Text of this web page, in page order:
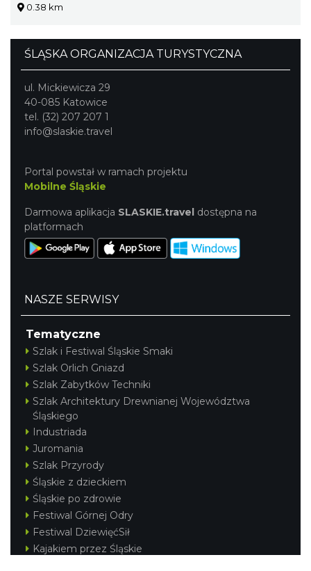
0.38 km
ŚLĄSKA ORGANIZACJA TURYSTYCZNA
ul. Mickiewicza 29
40-085 Katowice
tel. (32) 207 207 1
info@slaskie.travel
Portal powstał w ramach projektu
Mobilne Śląskie
Darmowa aplikacja SLASKIE.travel dostępna na
platformach
NASZE SERWISY
Tematyczne
Szlak i Festiwal Śląskie Smaki
Szlak Orlich Gniazd
Szlak Zabytków Techniki
Szlak Architektury Drewnianej Województwa
Śląskiego
Industriada
Juromania
Szlak Przyrody
Śląskie z dzieckiem
Śląskie po zdrowie
Festiwal Górnej Odry
Festiwal DziewięćSił
Kajakiem przez Śląskie